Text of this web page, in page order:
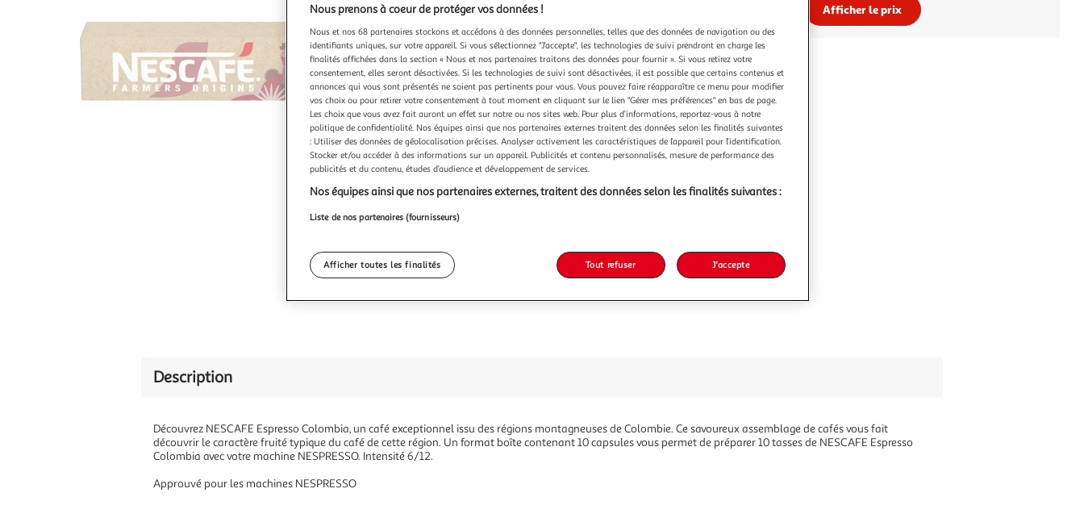
Afficher le prix
Description
Découvrez NESCAFE Espresso Colombia, un café exceptionnel issu des régions montagneuses de Colombie. Ce savoureux assemblage de cafés vous fait
découvrir le caractère fruité typique du café de cette région. Un format boîte contenant 10 capsules vous permet de préparer 10 tasses de NESCAFE Espresso
Colombia avec votre machine NESPRESSO. Intensité 6/12.
Approuvé pour les machines NESPRESSO
Nous prenons à coeur de protéger vos données !
Nous et nos 68 partenaires stockons et accédons à des données personnelles, telles que des données de navigation ou des
identifiants uniques, sur votre appareil. Si vous sélectionnez "J'accepte", les technologies de suivi prendront en charge les
finalités affichées dans la section « Nous et nos partenaires traitons des données pour fournir ». Si vous retirez votre
consentement, elles seront désactivées. Si les technologies de suivi sont désactivées, il est possible que certains contenus et
annonces qui vous sont présentés ne soient pas pertinents pour vous. Vous pouvez faire réapparaître ce menu pour modifier
vos choix ou pour retirer votre consentement à tout moment en cliquant sur le lien "Gérer mes préférences" en bas de page.
Les choix que vous avez fait auront un effet sur notre ou nos sites web. Pour plus d’informations, reportez-vous à notre
politique de confidentialité. Nos équipes ainsi que nos partenaires externes traitent des données selon les finalités suivantes
: Utiliser des données de géolocalisation précises. Analyser activement les caractéristiques de l’appareil pour l’identification.
Stocker et/ou accéder à des informations sur un appareil. Publicités et contenu personnalisés, mesure de performance des
publicités et du contenu, études d’audience et développement de services.
Nos équipes ainsi que nos partenaires externes, traitent des données selon les finalités suivantes :
Liste de nos partenaires (fournisseurs)
Afficher toutes les finalités Tout refuser J'accepte